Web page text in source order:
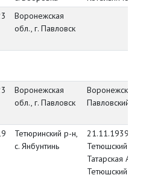
Воронежская
обл., г. Павловск
Воронежская
обл., г. Павловск
Воронежская
Павловский РВК
Тетюринский р-н,
с. Янбунтинь
21.11.1939,
Тетюшский РВК,
Татарская АССР,
Тетюшский р-н